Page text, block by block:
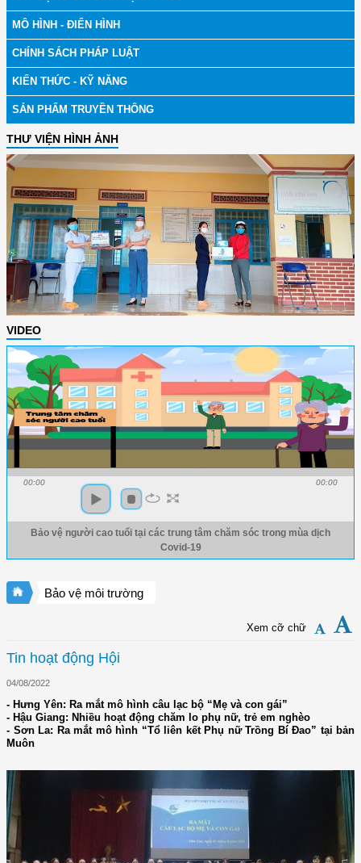
MÔ HÌNH - ĐIỂN HÌNH
CHÍNH SÁCH PHÁP LUẬT
KIẾN THỨC - KỸ NĂNG
SẢN PHẨM TRUYỀN THÔNG
THƯ VIỆN HÌNH ẢNH
VIDEO
00:00 00:00
Bảo vệ người cao tuổi tại các trung tâm chăm sóc trong mùa dịch
Covid-19
Bảo vệ môi trường
Xem cỡ chữ
Tin hoạt động Hội
04/08/2022
- Hưng Yên: Ra mắt mô hình câu lạc bộ “Mẹ và con gái”
- Hậu Giang: Nhiều hoạt động chăm lo phụ nữ, trẻ em nghèo
- Sơn La: Ra mắt mô hình “Tổ liên kết Phụ nữ Trồng Bí Đao” tại bản
Muôn